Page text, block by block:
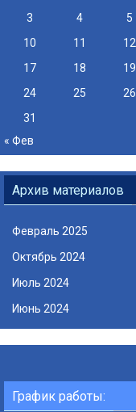
3
4 5
10
11 12
17
18 19
24
25 26
31
« Фев
Архив материалов
Февраль 2025
Октябрь 2024
Июль 2024
Июнь 2024
График работы: